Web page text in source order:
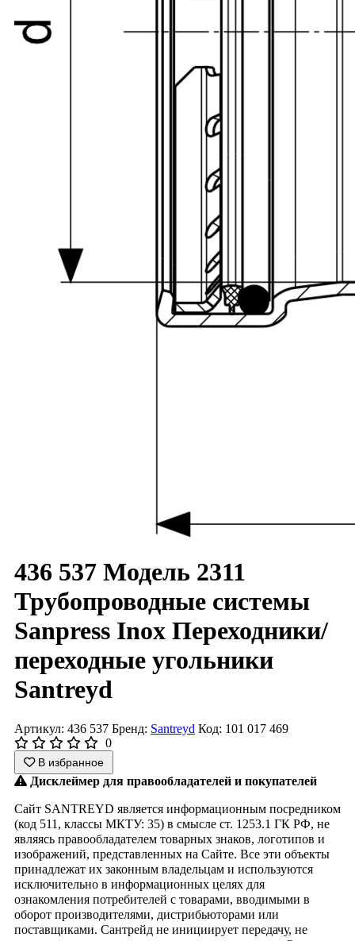
436 537 Модель 2311
Трубопроводные системы
Sanpress Inox Переходники/​
переходные угольники
Santreyd
Артикул: 436 537 Бренд: Santreyd Код: 101 017 469
0
В избранное
Дисклеймер для правообладателей и покупателей
Сайт SANTREYD является информационным посредником
(код 511, классы МКТУ: 35) в смысле ст. 1253.1 ГК РФ, не
являясь правообладателем товарных знаков, логотипов и
изображений, представленных на Сайте. Все эти объекты
принадлежат их законным владельцам и используются
исключительно в информационных целях для
ознакомления потребителей с товарами, вводимыми в
оборот производителями, дистрибьюторами или
поставщиками. Сантрейд не инициирует передачу, не